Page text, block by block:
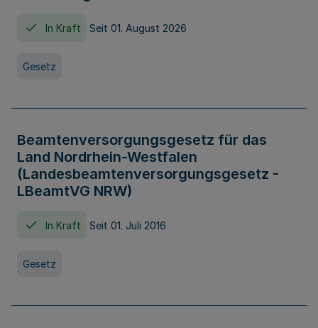
In Kraft Seit 01. August 2026
Gesetz
Beamtenversorgungsgesetz für das
Land Nordrhein-Westfalen
(Landesbeamtenversorgungsgesetz -
LBeamtVG NRW)
In Kraft Seit 01. Juli 2016
Gesetz